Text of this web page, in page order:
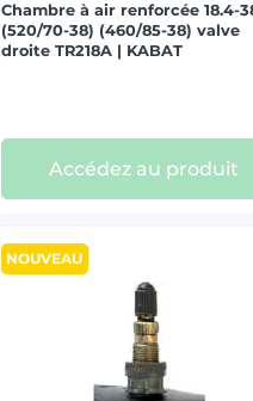
Chambre à air renforcée 18.4-
(520/70-38) (460/85-38) valve
droite TR218A | KABAT
Accédez au produit
NOUVEAU